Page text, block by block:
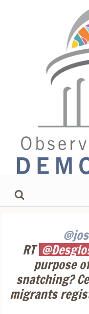
RT
purpose
snatching?
migrants